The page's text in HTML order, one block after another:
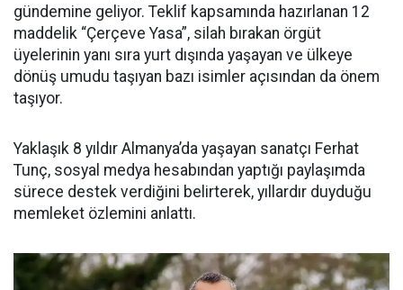
gündemine geliyor. Teklif kapsamında hazırlanan 12
maddelik “Çerçeve Yasa”, silah bırakan örgüt
üyelerinin yanı sıra yurt dışında yaşayan ve ülkeye
dönüş umudu taşıyan bazı isimler açısından da önem
taşıyor.
Yaklaşık 8 yıldır Almanya’da yaşayan sanatçı Ferhat
Tunç, sosyal medya hesabından yaptığı paylaşımda
sürece destek verdiğini belirterek, yıllardır duyduğu
memleket özlemini anlattı.